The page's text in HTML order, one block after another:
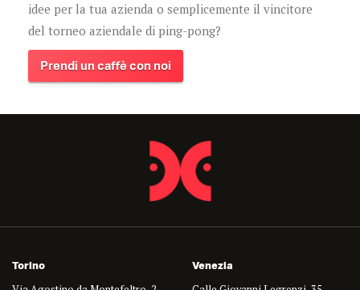
idee per la tua azienda o semplicemente il vincitore
del torneo aziendale di ping-pong?
Prendi un caffè con noi
Torino Venezia